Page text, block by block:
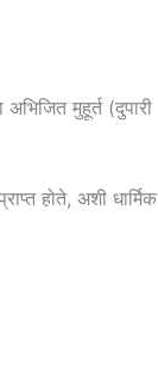
मुहूर्त (दुपारी
होते, अशी धार्मिक